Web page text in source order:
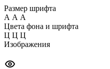
Размер шрифта
А А А
Цвета фона и шрифта
Ц Ц Ц
Изображения